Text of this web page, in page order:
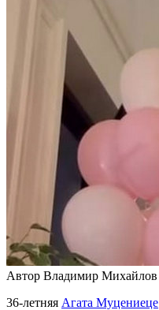
Автор Владимир Михайлов
36-летняя Агата Муцениеце